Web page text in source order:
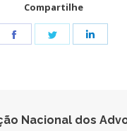
Compartilhe
Share Share
Nacional dos